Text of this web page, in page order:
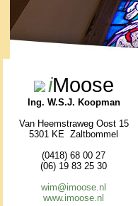
iMoose
Ing. W.S.J. Koopman
Van Heemstraweg Oost 15
5301 KE Zaltbommel
(0418) 68 00 27
(06) 19 83 25 30
wim@imoose.nl
www.imoose.nl